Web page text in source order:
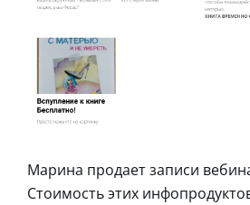
Марина продает записи
Стоимость этих